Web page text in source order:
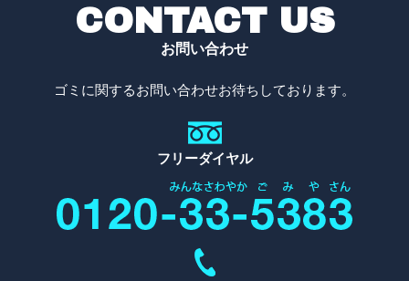
CONTACT US
お問い合わせ
ゴミに関するお問い合わせお待ちしております。
フリーダイヤル